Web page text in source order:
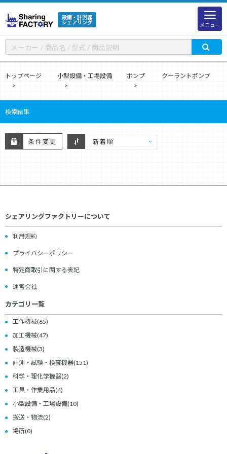
設備・計測器
シェアリング
メニュー
トップページ 小型設備・工場設備 ポンプ クーラントポンプ
検索結果
条件変更
シェアリングファクトリーについて
利用規約
プライバシーポリシー
特定商取引に関する表記
運営会社
カテゴリ一覧
工作機械(65)
加工機械(47)
製造機械(3)
計測・試験・検査機器(151)
科学・理化学機器(2)
工具・作業用品(4)
小型設備・工場設備(10)
搬送・物流(2)
場所(0)